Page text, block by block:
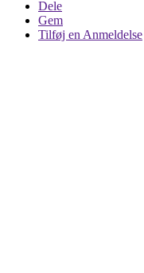
Dele
Gem
Tilføj en Anmeldelse